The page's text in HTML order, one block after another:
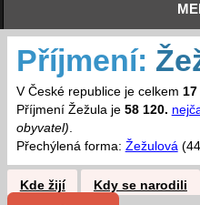
Příjmení:
V České republice je celkem 17
Příjmení Žežula je 58 120.
obyvatel).
Přechýlená forma: Žežulová
Kde žijí Kdy se narodili